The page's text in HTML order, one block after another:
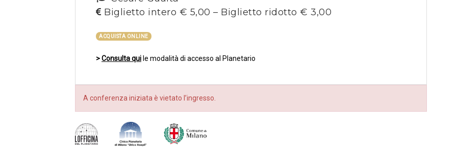
Biglietto intero € 5,00 – Biglietto ridotto € 3,00
ACQUISTA ONLINE
>Consulta qui le modalità di accesso al Planetario
A conferenza iniziata è vietato l’ingresso.